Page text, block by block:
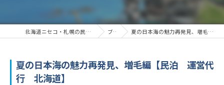
北海道ニセコ・札幌の民泊管理・運用代行はWeli'z ブログ 夏の日本海の魅力再発見、増毛編【民泊 運営代行 北海道】
夏の日本海の魅力再発見、増毛編【民泊 運営代
行 北海道】